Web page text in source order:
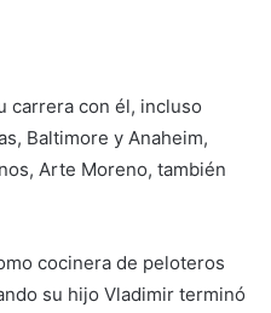
carrera con él, incluso
Baltimore y Anaheim,
Arte Moreno, también
cocinera de peloteros
su hijo Vladimir terminó